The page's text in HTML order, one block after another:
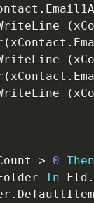
.
(
( xContact .
(
( xContact .
(
> 0 Then
In Fld .
.